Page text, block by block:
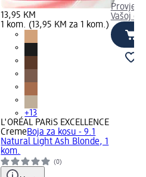
13,95 KM
1 kom. (13,95 KM za 1 kom.)
+13
L'ORÉAL PARiS EXCELLENCE
CremeBoja za kosu - 9.1
Natural Light Ash Blonde, 1
kom.
(0)
Vašoj